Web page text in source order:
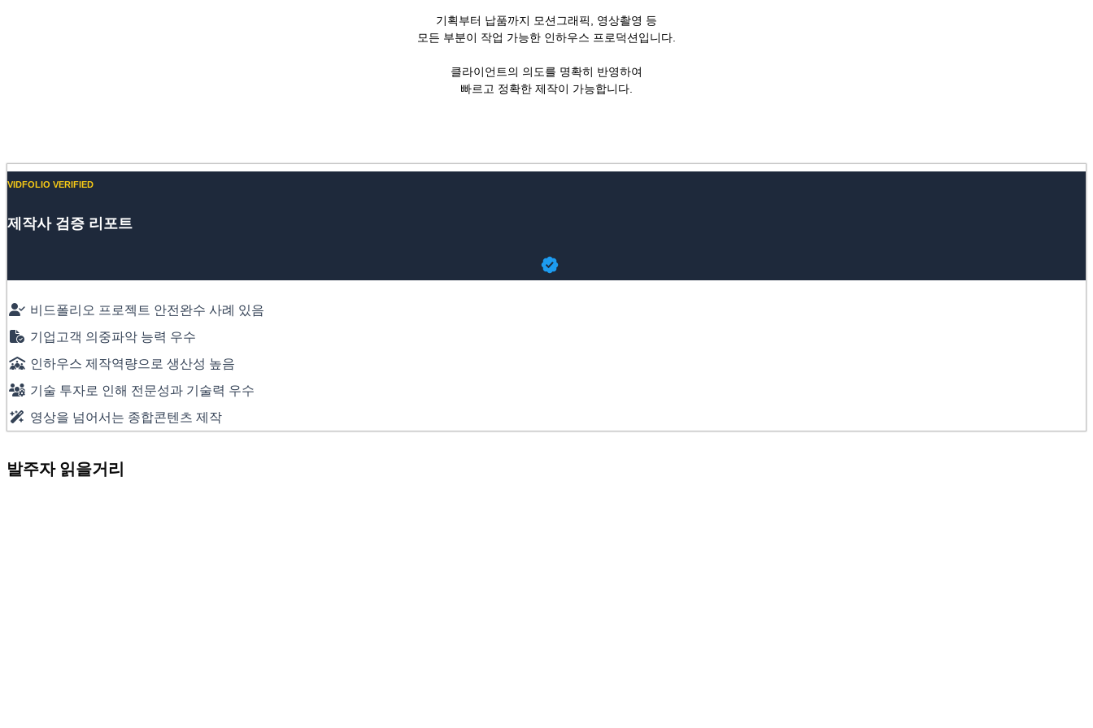
기획부터 납품까지 모션그래픽, 영상촬영 등
모든 부분이 작업 가능한 인하우스 프로덕션입니다.
클라이언트의 의도를 명확히 반영하여
빠르고 정확한 제작이 가능합니다.
VIDFOLIO VERIFIED
제작사 검증 리포트
비드폴리오 프로젝트 안전완수 사례 있음
기업고객 의중파악 능력 우수
인하우스 제작역량으로 생산성 높음
기술 투자로 인해 전문성과 기술력 우수
영상을 넘어서는 종합콘텐츠 제작
발주자 읽을거리